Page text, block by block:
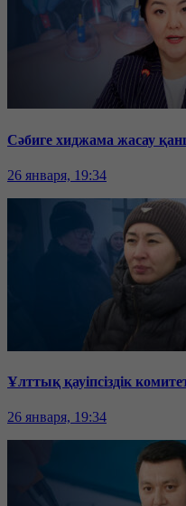
Сәбиге хиджама жасау
26 января, 19:34
Ұлттық қауіпсіздік
26 января, 19:34